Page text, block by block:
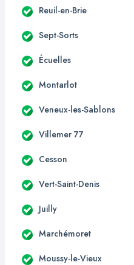
Reuil-en-Brie
Sept-Sorts
Écuelles
Montarlot
Veneux-les-Sablons
Villemer 77
Cesson
Vert-Saint-Denis
Juilly
Marchémoret
Moussy-le-Vieux